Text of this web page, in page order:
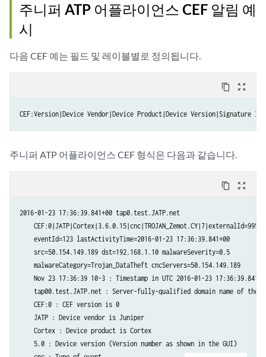
주니퍼 ATP 어플라이언스 CEF 알림 예
시
다음 CEF 예는 필드 및 레이블별로 정의됩니다.
content_copy zoom_out_map
주니퍼 ATP 어플라이언스 CEF 형식은 다음과 같습니다.
content_copy zoom_out_map
2016-01-23 17:36:39.841+00 tap0.test.JATP.net
    CEF:0|JATP|Cortex|3.6.0.15|cnc|TROJAN_Zemot.CY|7|externalId=995
    eventId=123 lastActivityTime=2016-01-23 17:36:39.841+00
    src=50.154.149.189 dst=192.168.1.10 malwareSeverity=0.5
    malwareCategory=Trojan_DataTheft cncServers=50.154.149.189
Nov 23 17:36:39 10-3 : Timestamp in UTC 2016-01-23
tap00.test.JATP.net : Server-fully-qualified domain name of the
    CEF:0 : CEF version is 0
    JATP : Device vendor is Juniper
    Cortex : Device product is Cortex
    5.0 : Device version (Version number as shown in the GUI)